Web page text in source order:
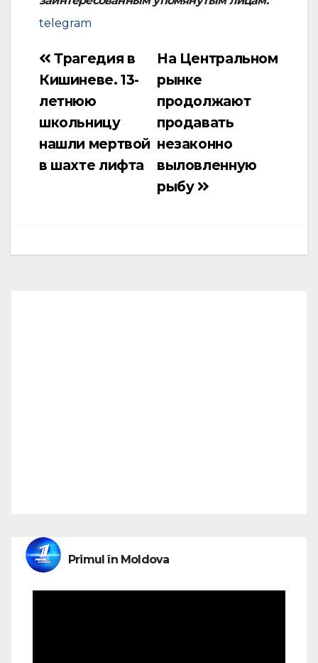
telegram
Навигация
по
На Центральном
рынке
продолжают
продавать
незаконно
выловленную
рыбу
Трагедия в
Кишиневе. 13-
летнюю
школьницу
нашли мертвой
в шахте лифта
Primul în Moldova